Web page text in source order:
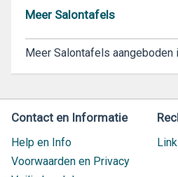
Meer Salontafels
Meer Salontafels aangeboden
Contact en Informatie
Help en Info
Voorwaarden en Privacy